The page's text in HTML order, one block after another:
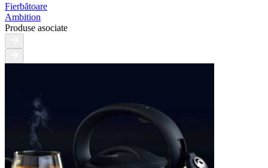
Fierbătoare
Ambition
Produse asociate